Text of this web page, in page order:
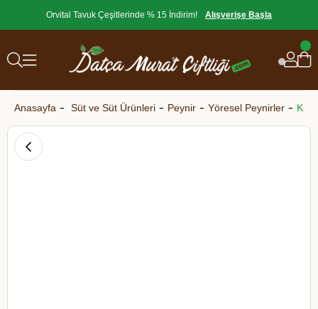
Orvital Tavuk Çeşitlerinde % 15 İndirim! Alışverişe Başla
Anasayfa Süt ve Süt Ürünleri Peynir Yöresel Peynirler